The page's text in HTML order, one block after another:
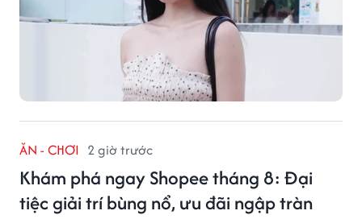
ĂN - CHƠI 2 giờ trước
Khám phá ngay Shopee tháng 8: Đại
tiệc giải trí bùng nổ, ưu đãi ngập tràn